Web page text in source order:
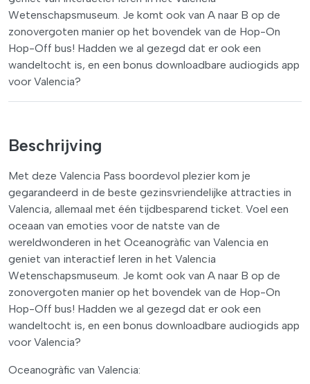
Wetenschapsmuseum. Je komt ook van A naar B op de
zonovergoten manier op het bovendek van de Hop-On
Hop-Off bus! Hadden we al gezegd dat er ook een
wandeltocht is, en een bonus downloadbare audiogids app
voor Valencia?
Beschrijving
Met deze Valencia Pass boordevol plezier kom je
gegarandeerd in de beste gezinsvriendelijke attracties in
Valencia, allemaal met één tijdbesparend ticket. Voel een
oceaan van emoties voor de natste van de
wereldwonderen in het Oceanogràfic van Valencia en
geniet van interactief leren in het Valencia
Wetenschapsmuseum. Je komt ook van A naar B op de
zonovergoten manier op het bovendek van de Hop-On
Hop-Off bus! Hadden we al gezegd dat er ook een
wandeltocht is, en een bonus downloadbare audiogids app
voor Valencia?
Oceanogràfic van Valencia: